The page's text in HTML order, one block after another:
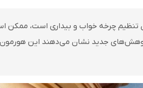
تنظیم چرخه خواب و بیداری است، ممکن
جدید نشان می‌دهند این هورمون